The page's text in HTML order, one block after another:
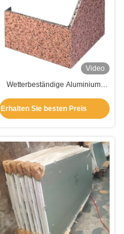
Video
Wetterbeständige Aluminium-
Leichtgewicht
Erhalten Sie besten Preis